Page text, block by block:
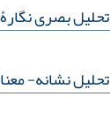
تحلیل بصری
تحلیل نشانه-